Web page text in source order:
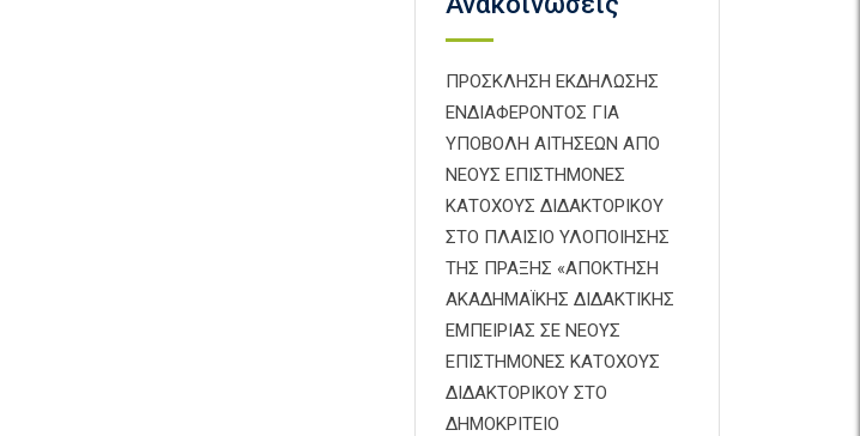
ΠΡΟΣΚΛΗΣΗ ΕΚΔΗΛΩΣΗΣ
ΕΝΔΙΑΦΕΡΟΝΤΟΣ ΓΙΑ
ΥΠΟΒΟΛΗ ΑΙΤΗΣΕΩΝ ΑΠΟ
ΝΕΟΥΣ ΕΠΙΣΤΗΜΟΝΕΣ
ΚΑΤΟΧΟΥΣ ΔΙΔΑΚΤΟΡΙΚΟΥ
ΣΤΟ ΠΛΑΙΣΙΟ ΥΛΟΠΟΙΗΣΗΣ
ΤΗΣ ΠΡΑΞΗΣ «ΑΠΟΚΤΗΣΗ
ΑΚΑΔΗΜΑΪΚΗΣ ΔΙΔΑΚΤΙΚΗΣ
ΕΜΠΕΙΡΙΑΣ ΣΕ ΝΕΟΥΣ
ΕΠΙΣΤΗΜΟΝΕΣ ΚΑΤΟΧΟΥΣ
ΔΙΔΑΚΤΟΡΙΚΟΥ ΣΤΟ
ΔΗΜΟΚΡΙΤΕΙΟ